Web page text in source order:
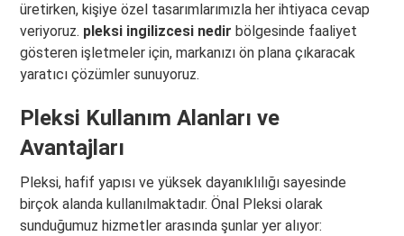
üretirken, kişiye özel tasarımlarımızla her ihtiyaca cevap
veriyoruz. pleksi ingilizcesi nedir bölgesinde faaliyet
gösteren işletmeler için, markanızı ön plana çıkaracak
yaratıcı çözümler sunuyoruz.
Pleksi Kullanım Alanları ve
Avantajları
Pleksi, hafif yapısı ve yüksek dayanıklılığı sayesinde
birçok alanda kullanılmaktadır. Önal Pleksi olarak
sunduğumuz hizmetler arasında şunlar yer alıyor: